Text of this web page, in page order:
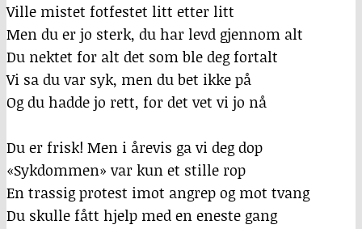
Ville mistet fotfestet litt etter litt
Men du er jo sterk, du har levd gjennom alt
Du nektet for alt det som ble deg fortalt
Vi sa du var syk, men du bet ikke på
Og du hadde jo rett, for det vet vi jo nå
Du er frisk! Men i årevis ga vi deg dop
«Sykdommen» var kun et stille rop
En trassig protest imot angrep og mot tvang
Du skulle fått hjelp med en eneste gang